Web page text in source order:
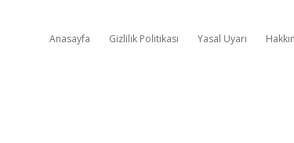
Anasayfa Gizlilik Politikası Yasal Uyarı